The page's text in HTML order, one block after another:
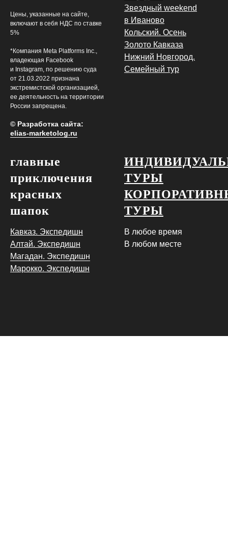
Цены, указанные на сайте,
включают в себя НДС по ставке
5%
*Компания Meta Platforms Inc.,
владеющая Facebook
и Instagram, по решению суда
от 21.03.2022 признана
экстремистской организацией,
ее деятельность на территории
России запрещена.
© Разработка сайта:
elias-marketolog.ru
Звездный weekend
в Иваново
Кольский. Осень
Золото Кавказа
Нижний Новгород.
Семейный тур
главные
приключения
красных
шапок
Кавказ. Экспедишн
Алтай. Экспедишн
Магадан. Экспедишн
Марокко. Экспедишн
ТУРЫ
ТУРЫ
В любое время
В любом месте